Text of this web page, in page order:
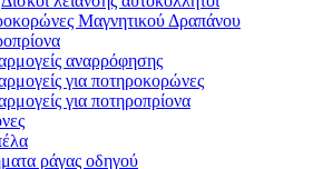
Μαγνητικού Δραπάνου
αναρρόφησης
για ποτηροκορώνες
για ποτηροπρίονα
ράγας οδηγού